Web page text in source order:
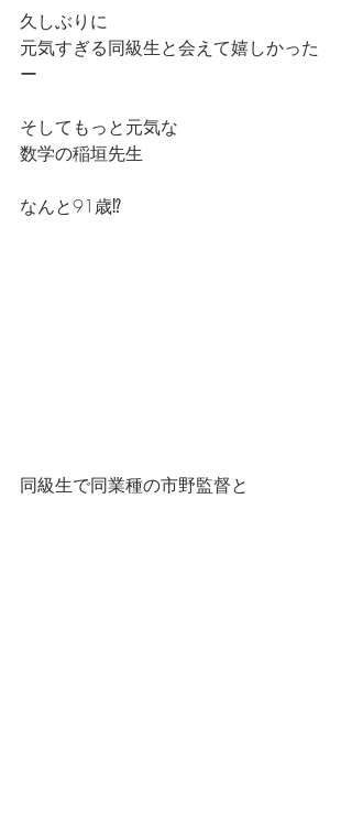
久しぶりに
元気すぎる同級生と会えて嬉しかった
ー
そしてもっと元気な
数学の稲垣先生
なんと91歳⁉️
同級生で同業種の市野監督と